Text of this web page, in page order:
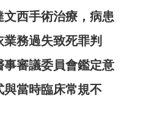
西手術治療，病患
務過失致死罪判
審議委員會鑑定意
與當時臨床常規不